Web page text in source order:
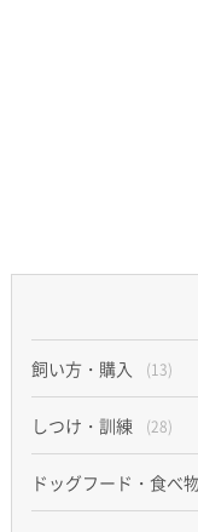
飼い方・購入 (13)
しつけ・訓練 (28)
ドッグフード・食べ